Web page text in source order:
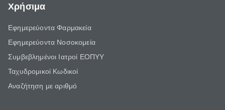
Χρήσιμα
Εφημερεύοντα Φαρμακεία
Εφημερεύοντα Νοσοκομεία
Συμβεβλημένοι Ιατροί ΕΟΠΥΥ
Ταχυδρομικοί Κωδικοί
Αναζήτηση με αριθμό